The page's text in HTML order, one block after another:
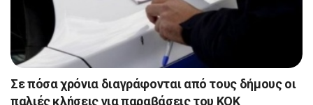
Σε πόσα χρόνια διαγράφονται από τους δήμους οι
παλιές κλήσεις για παραβάσεις του ΚΟΚ